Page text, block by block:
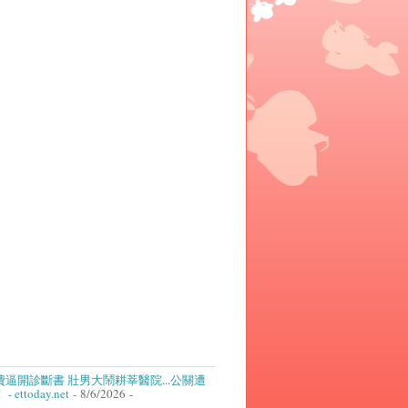
逼開診斷書 壯男大鬧耕莘醫院...公關遭
- ettoday.net - 8/6/2026 -